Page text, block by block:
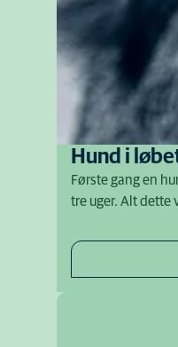
Hund i
Første gang en
tre uger. Alt dette